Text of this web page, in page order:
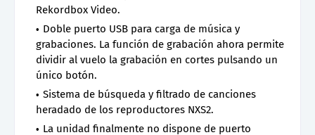
Rekordbox Video.
Doble puerto USB para carga de música y
grabaciones. La función de grabación ahora permite
dividir al vuelo la grabación en cortes pulsando un
único botón.
Sistema de búsqueda y filtrado de canciones
heradado de los reproductores NXS2.
La unidad finalmente no dispone de puerto